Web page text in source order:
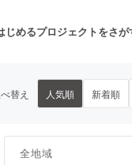
じめるプロジェクトをさが
ト募集終了が近いプロ
替え 人気順 新着順